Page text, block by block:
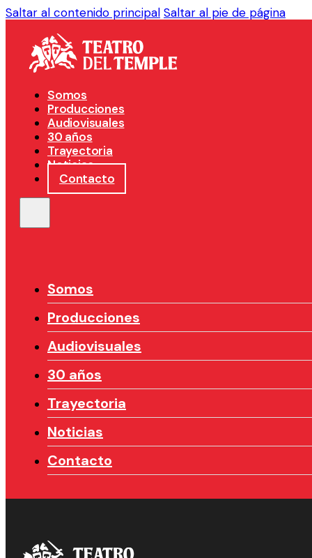
Saltar al contenido principal Saltar al pie de página
Somos
Producciones
Audiovisuales
30 años
Trayectoria
Noticias
Contacto
Somos
Producciones
Audiovisuales
30 años
Trayectoria
Noticias
Contacto